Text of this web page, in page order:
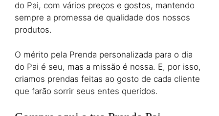
do Pai, com vários preços e gostos, mantendo
sempre a promessa de qualidade dos nossos
produtos.
O mérito pela Prenda personalizada para o dia
do Pai é seu, mas a missão é nossa. E, por isso,
criamos prendas feitas ao gosto de cada cliente
que farão sorrir seus entes queridos.